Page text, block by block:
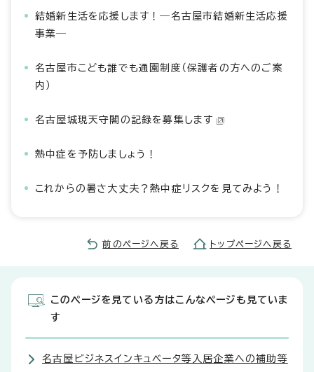
結婚新生活を応援します！―名古屋市結婚新生活応援
事業―
名古屋市こども誰でも通園制度（保護者の方へのご案
内）
名古屋城現天守閣の記録を募集します
熱中症を予防しましょう！
これからの暑さ大丈夫？熱中症リスクを見てみよう！
前のページへ戻る トップページへ戻る
このページを見ている方はこんなページも見ていま
す
名古屋ビジネスインキュベータ等入居企業への補助等